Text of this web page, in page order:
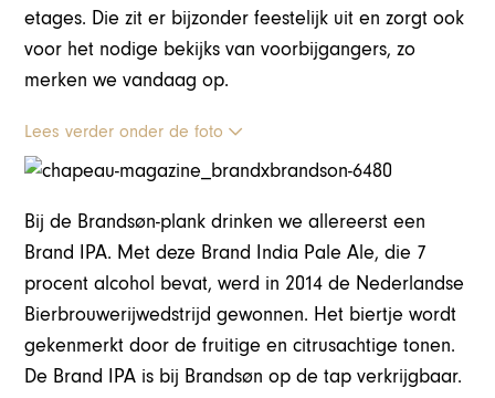
etages. Die zit er bijzonder feestelijk uit en zorgt ook
voor het nodige bekijks van voorbijgangers, zo
merken we vandaag op.
Lees verder onder de foto
Bij de Brandsøn-plank drinken we allereerst een
Brand IPA. Met deze Brand India Pale Ale, die 7
procent alcohol bevat, werd in 2014 de Nederlandse
Bierbrouwerijwedstrijd gewonnen. Het biertje wordt
gekenmerkt door de fruitige en citrusachtige tonen.
De Brand IPA is bij Brandsøn op de tap verkrijgbaar.